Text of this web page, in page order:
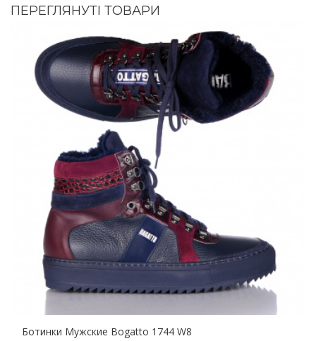
ПЕРЕГЛЯНУТІ ТОВАРИ
Ботинки Мужские Bogatto 1744 W8